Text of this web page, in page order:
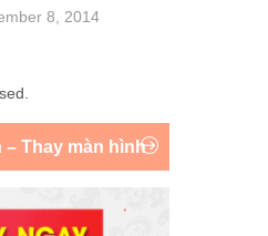
8, 2014
– Thay màn hình